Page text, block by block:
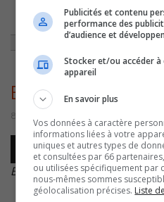
VENTE L’AN DERNIER ONT ÉTÉ
» RÉACTIONS DE STÉPHANE
Entrevue
8 décembre 2022 | Par Équipe CJSO
Lecteur
audio
00:00
Entrevue Stéphane Gendron
Publicités et contenu
performance des
d’audience et
Stocker et/ou accéder
appareil
En savoir plus
Vos données à caractère
informations liées à votre
uniques et autres types de
et consultées par 66
ou utilisées spécifiquement par
nous-mêmes sommes
géolocalisation précises. Liste